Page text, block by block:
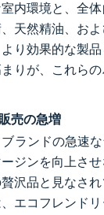
内環境と、全
天然精油、お
り効果的な製
りが、これら
売の急増
ランドの急速
ジンを向上さ
沢品と見なされ
エコフレンド